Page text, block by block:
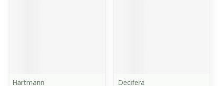
Hartmann Decifera